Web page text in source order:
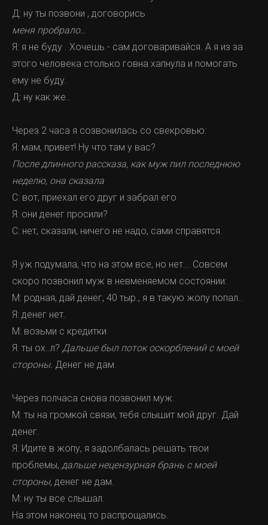
Д: ну ты позвони , договорись
меня пробрало..
Я: я не буду . Хочешь - сам договаривайся. А я из за
этого человека столько говна хапнула и помогать
ему не буду.
Д: ну как же..
Через 2 часа я созвонилась со свекровью:
Я: мам, привет! Ну что там у вас?
После длинного рассказа, как муж пил последнюю
неделю, она сказала
С: вот, приехал его друг и забрал его
Я: они денег просили?
С: нет, сказали, ничего не надо, сами справятся.
Я уж подумала, что на этом все, но нет... Совсем
скоро позвонил муж в невменяемом состоянии:
М: родная, дай денег, 40 тыр., я в такую жопу попал..
Я: денег нет.
М: возьми с кредитки
Я: ты ох..л? Дальше был поток оскорблений с моей
стороны. Денег не дам.
Через полчаса снова позвонил муж.
М: ты на громкой связи, тебя слышит мой друг. Дай
денег.
Я: Идите в жопу, я задолбалась решать твои
проблемы, дальше нецензурная брань с моей
стороны, денег не дам.
М: ну ты все слышал.
На этом наконец то распрощались.